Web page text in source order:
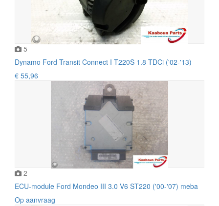
5
Dynamo Ford Transit Connect I T220S 1.8 TDCi ('02-'13)
€ 55,96
2
ECU-module Ford Mondeo III 3.0 V6 ST220 ('00-'07) meba
Op aanvraag